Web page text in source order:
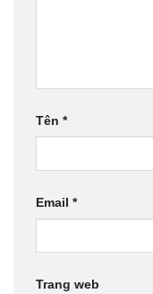
Tên *
Email *
Trang web